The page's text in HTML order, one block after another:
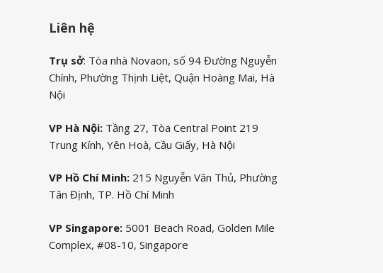
Liên hệ
Trụ sở: Tòa nhà Novaon, số 94 Đường Nguyễn
Chính, Phường Thịnh Liệt, Quận Hoàng Mai, Hà
Nội
VP Hà Nội:Tầng 27, Tòa Central Point 219
Trung Kính, Yên Hoà, Cầu Giấy, Hà Nội
VP Hồ Chí Minh: 215 Nguyễn Văn Thủ, Phường
Tân Định, TP. Hồ Chí Minh
VP Singapore:5001 Beach Road, Golden Mile
Complex, #08-10, Singapore